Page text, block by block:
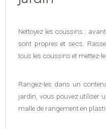
Nettoyez les coussins :
sont propres et secs.
tous les coussins et mettez-
Rangez-les dans un
jardin, vous pouvez utiliser
malle de rangement en